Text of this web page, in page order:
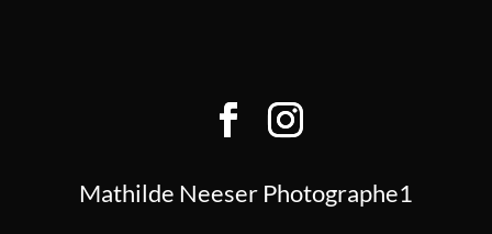
Mathilde Neeser Photographe1